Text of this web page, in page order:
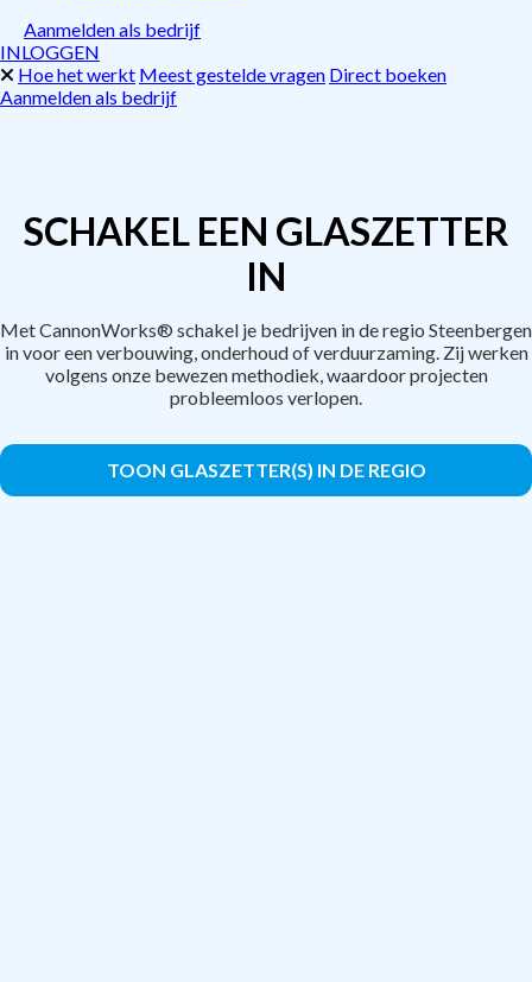
Aanmelden als bedrijf
INLOGGEN
Hoe het werkt Meest gestelde vragen Direct boeken
Aanmelden als bedrijf
SCHAKEL EEN GLASZETTER
IN
Met CannonWorks® schakel je bedrijven in de regio Steenbergen
in voor een verbouwing, onderhoud of verduurzaming. Zij werken
volgens onze bewezen methodiek, waardoor projecten
probleemloos verlopen.
TOON GLASZETTER(S) IN DE REGIO